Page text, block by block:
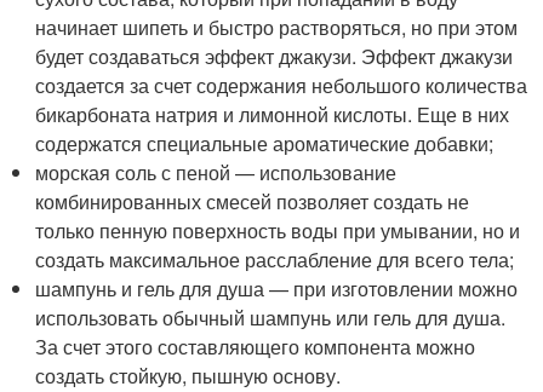
начинает шипеть и быстро растворяться, но при этом
будет создаваться эффект джакузи. Эффект джакузи
создается за счет содержания небольшого количества
бикарбоната натрия и лимонной кислоты. Еще в них
содержатся специальные ароматические добавки;
морская соль с пеной — использование
комбинированных смесей позволяет создать не
только пенную поверхность воды при умывании, но и
создать максимальное расслабление для всего тела;
шампунь и гель для душа — при изготовлении можно
использовать обычный шампунь или гель для душа.
За счет этого составляющего компонента можно
создать стойкую, пышную основу.